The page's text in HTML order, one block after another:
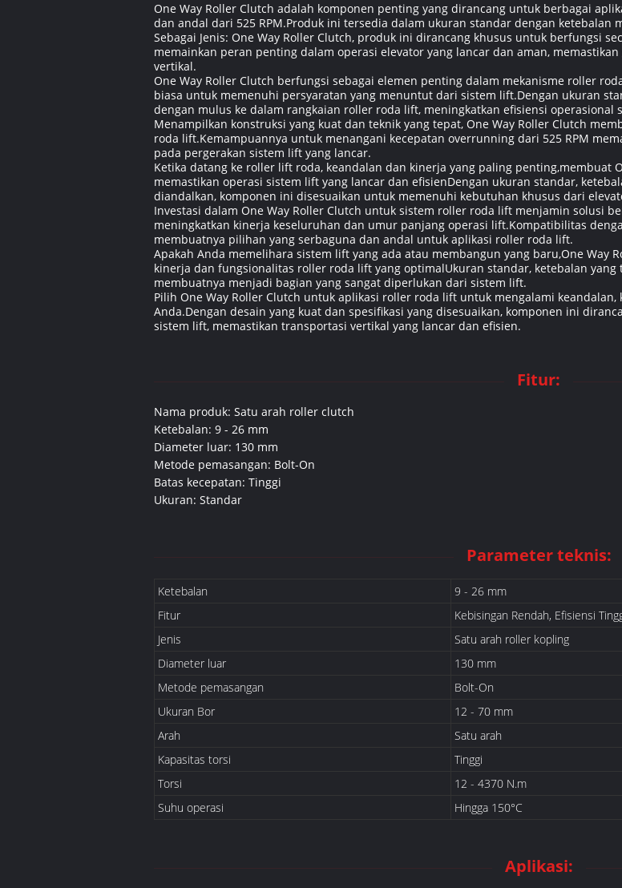
One Way Roller Clutch adalah komponen penting yang dirancang untuk berbagai
dan andal dari 525 RPM.Produk ini tersedia dalam ukuran standar dengan
Sebagai Jenis: One Way Roller Clutch, produk ini dirancang khusus untuk berfungsi
memainkan peran penting dalam operasi elevator yang lancar dan aman,
vertikal.
One Way Roller Clutch berfungsi sebagai elemen penting dalam mekanisme roller
biasa untuk memenuhi persyaratan yang menuntut dari sistem lift.Dengan ukuran
dengan mulus ke dalam rangkaian roller roda lift, meningkatkan efisiensi operasional
Menampilkan konstruksi yang kuat dan teknik yang tepat, One Way Roller Clutch
roda lift.Kemampuannya untuk menangani kecepatan overrunning dari 525 RPM
pada pergerakan sistem lift yang lancar.
Ketika datang ke roller lift roda, keandalan dan kinerja yang paling penting,membuat
memastikan operasi sistem lift yang lancar dan efisienDengan ukuran standar,
diandalkan, komponen ini disesuaikan untuk memenuhi kebutuhan khusus dari
Investasi dalam One Way Roller Clutch untuk sistem roller roda lift menjamin solusi
meningkatkan kinerja keseluruhan dan umur panjang operasi lift.Kompatibilitas
membuatnya pilihan yang serbaguna dan andal untuk aplikasi roller roda lift.
Apakah Anda memelihara sistem lift yang ada atau membangun yang baru,One Way
kinerja dan fungsionalitas roller roda lift yang optimalUkuran standar, ketebalan
membuatnya menjadi bagian yang sangat diperlukan dari sistem lift.
Pilih One Way Roller Clutch untuk aplikasi roller roda lift untuk mengalami
Anda.Dengan desain yang kuat dan spesifikasi yang disesuaikan, komponen ini
sistem lift, memastikan transportasi vertikal yang lancar dan efisien.
Fitur:
Nama produk: Satu arah roller clutch
Ketebalan: 9 - 26 mm
Diameter luar: 130 mm
Metode pemasangan: Bolt-On
Batas kecepatan: Tinggi
Ukuran: Standar
Parameter teknis:
Ketebalan
9 - 26 mm
Fitur
Kebisingan Rendah, Efisiensi
Jenis
Satu arah roller kopling
Diameter luar
130 mm
Metode pemasangan
Bolt-On
Ukuran Bor
12 - 70 mm
Arah
Satu arah
Kapasitas torsi
Tinggi
Torsi
12 - 4370 N.m
Suhu operasi
Hingga 150°C
Aplikasi: